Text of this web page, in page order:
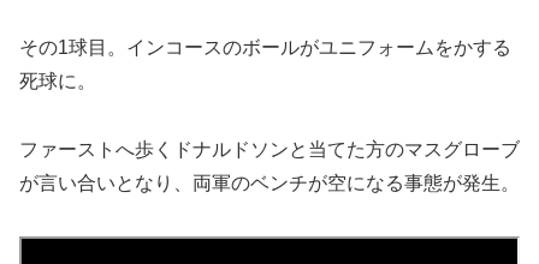
その1球目。インコースのボールがユニフォームをかする
死球に。
ファーストへ歩くドナルドソンと当てた方のマスグローブ
が言い合いとなり、両軍のベンチが空になる事態が発生。